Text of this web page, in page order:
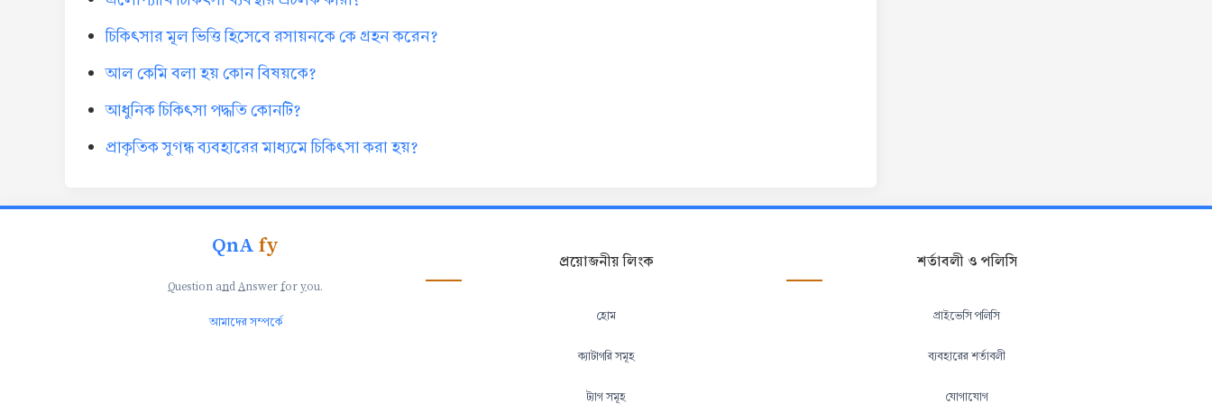
চিকিৎসার মূল ভিত্তি হিসেবে রসায়নকে কে গ্রহন করেন?
আল কেমি বলা হয় কোন বিষয়কে?
আধুনিক চিকিৎসা পদ্ধতি কোনটি?
প্রাকৃতিক সুগন্ধ ব্যবহারের মাধ্যমে চিকিৎসা করা হয়?
QnAfy
Question andAnswer foryou.
আমাদের সম্পর্কে
প্রয়োজনীয় লিংক
হোম
ক্যাটাগরি সমূহ
ট্যাগ সমূহ
শর্তাবলী ও পলিসি
প্রাইভেসি পলিসি
ব্যবহারের শর্তাবলী
যোগাযোগ